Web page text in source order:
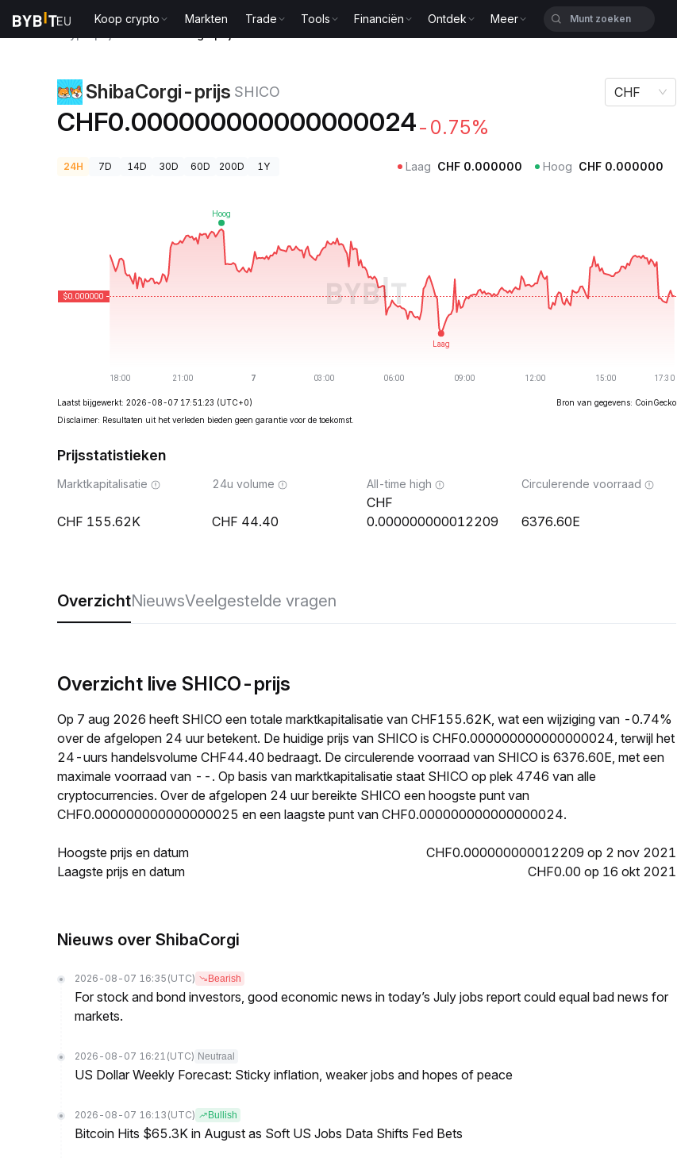
Koop crypto Markten Trade Tools Financiën Ontdek Meer
ShibaCorgi-prijs SHICO
CHF0.000000000000000024-0.75%
CHF
24H 7D 14D 30D 60D 200D 1Y Laag CHF 0.000000 Hoog CHF 0.000000
Laatst bijgewerkt: 2026-08-07 17:51:23 (UTC+0)
Bron van gegevens: CoinGecko
Disclaimer: Resultaten uit het verleden bieden geen garantie voor de toekomst.
Prijsstatistieken
Marktkapitalisatie
155.62K
24u volume
44.40
All-time high
0.000000000012209
Circulerende voorraad
6376.60E
OverzichtNieuwsVeelgestelde vragen
Overzicht live SHICO-prijs
Op 7 aug 2026 heeft SHICO een totale marktkapitalisatie van CHF155.62K, wat een wijziging van -0.74%
over de afgelopen 24 uur betekent. De huidige prijs van SHICO is CHF0.000000000000000024, terwijl het
24-uurs handelsvolume CHF44.40 bedraagt. De circulerende voorraad van SHICO is 6376.60E, met een
maximale voorraad van --. Op basis van marktkapitalisatie staat SHICO op plek 4746 van alle
cryptocurrencies. Over de afgelopen 24 uur bereikte SHICO een hoogste punt van
CHF0.000000000000000025 en een laagste punt van CHF0.000000000000000024.
Hoogste prijs en datum
CHF0.000000000012209 op 2 nov 2021
Laagste prijs en datum
CHF0.00 op 16 okt 2021
Nieuws over ShibaCorgi
2026-08-07 16:35 (UTC) Bearish
For stock and bond investors, good economic news in today’s July jobs report could equal bad news for
markets.
2026-08-07 16:21 (UTC) Neutraal
US Dollar Weekly Forecast: Sticky inflation, weaker jobs and hopes of peace
2026-08-07 16:13 (UTC) Bullish
Bitcoin Hits $65.3K in August as Soft US Jobs Data Shifts Fed Bets